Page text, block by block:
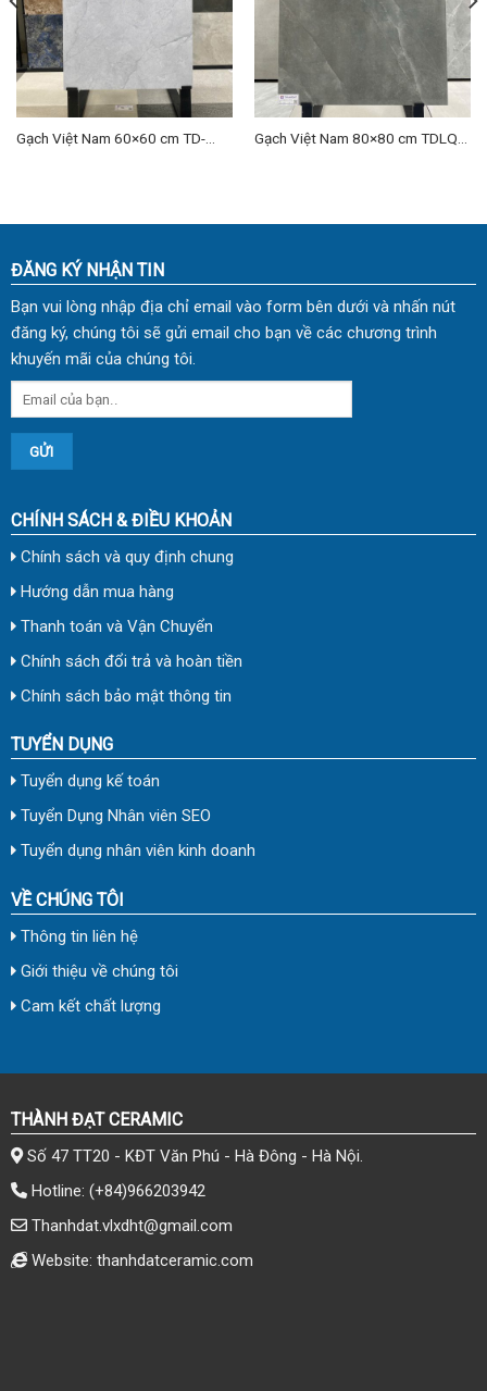
Gạch Việt Nam 60×60 cm TD-
Gạch Việt Nam 80×80 cm TDLQ-
ĐĂNG KÝ NHẬN TIN
Bạn vui lòng nhập địa chỉ email vào form bên dưới và nhấn nút
đăng ký, chúng tôi sẽ gửi email cho bạn về các chương trình
khuyến mãi của chúng tôi.
CHÍNH SÁCH & ĐIỀU KHOẢN
Chính sách và quy định chung
Hướng dẫn mua hàng
Thanh toán và Vận Chuyển
Chính sách đổi trả và hoàn tiền
Chính sách bảo mật thông tin
TUYỂN DỤNG
Tuyển dụng kế toán
Tuyển Dụng Nhân viên SEO
Tuyển dụng nhân viên kinh doanh
VỀ CHÚNG TÔI
Thông tin liên hệ
Giới thiệu về chúng tôi
Cam kết chất lượng
THÀNH ĐẠT CERAMIC
Số 47 TT20 - KĐT Văn Phú - Hà Đông - Hà Nội.
Hotline: (+84)966203942
Thanhdat.vlxdht@gmail.com
Website: thanhdatceramic.com